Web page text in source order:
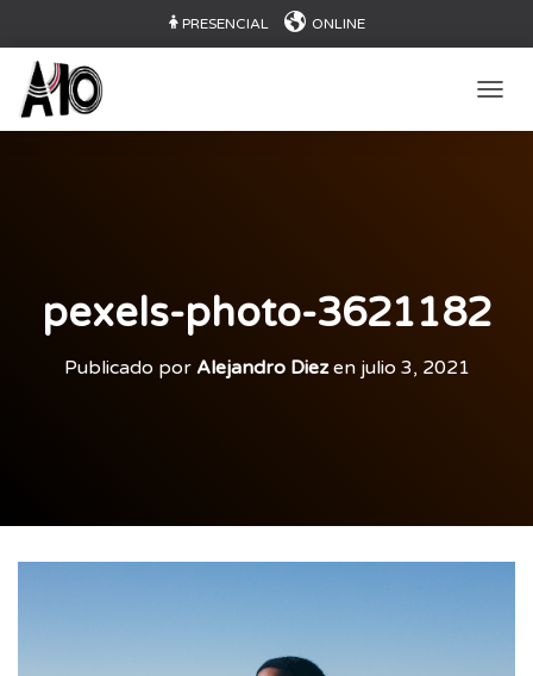
PRESENCIAL ONLINE
pexels-photo-3621182
Publicado por Alejandro Diezen julio 3, 2021